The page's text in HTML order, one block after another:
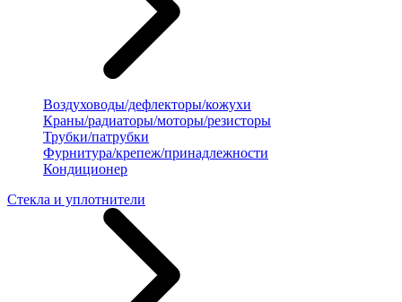
Воздуховоды/дефлекторы/кожухи
Краны/радиаторы/моторы/резисторы
Трубки/патрубки
Фурнитура/крепеж/принадлежности
Кондиционер
Стекла и уплотнители